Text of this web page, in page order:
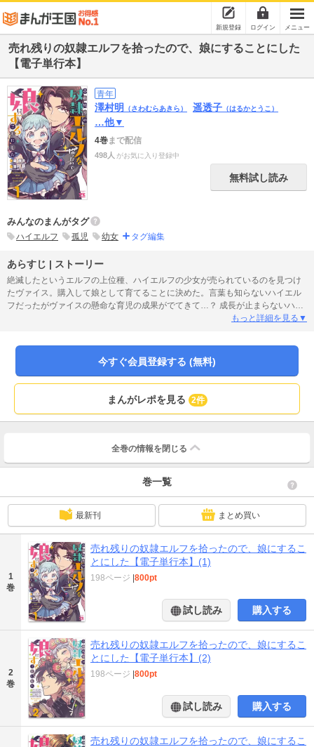
新規登録 ログイン メニュー
売れ残りの奴隷エルフを拾ったので、娘にすることにした
【電子単行本】
青年
澤村明 （さわむらあきら） 遥透子 （はるかとうこ）
…他▼
4巻まで配信
498人 がお気に入り登録中
無料試し読み
みんなのまんがタグ
ハイエルフ 孤児 幼女 タグ編集
あらすじ | ストーリー
絶滅したというエルフの上位種、ハイエルフの少女が売られているのを見つけ
たヴァイス。購入して娘として育てることに決めた。言葉も知らないハイエル
フだったがヴァイスの懸命な育児の成果がでてきて…？ 成長が止まらないハイ
もっと詳細を見る▼
今すぐ会員登録する (無料)
まんがレポを見る 2件
全巻の情報を 閉じる
巻一覧
最新刊 まとめ買い
1
巻
売れ残りの奴隷エルフを拾ったので、娘にするこ
とにした【電子単行本】(1)
198ページ |800pt
試し読み 購入する
2
巻
売れ残りの奴隷エルフを拾ったので、娘にするこ
とにした【電子単行本】(2)
198ページ |800pt
試し読み 購入する
売れ残りの奴隷エルフを拾ったので、娘にするこ